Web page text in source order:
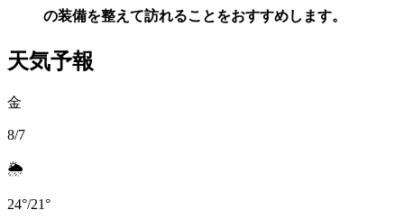
の装備を整えて訪れることをおすすめします。
天気予報
金
8/7
🌦️
24°/21°